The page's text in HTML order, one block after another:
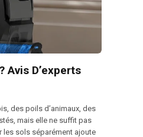
Avis D’experts
des poils d’animaux, des
mais elle ne suffit pas
les sols séparément ajoute